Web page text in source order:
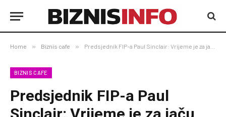
Home » Biznis cafe » Predsjednik FIP-a Paul Sinclair: Vrijeme je za jaču ulogu farmaceuta u javnom zdravstvu u BiH
BIZNIS CAFE
Predsjednik FIP-a Paul